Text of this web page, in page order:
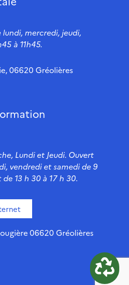
mercredi, jeudi,
à 11h45.
06620 Gréolières
Lundi et Jeudi. Ouvert
vendredi et samedi de 9
13 h 30 à 17 h 30.
06620 Gréolières